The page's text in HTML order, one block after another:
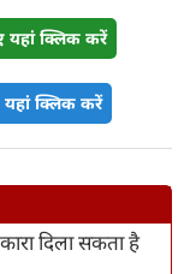
यहां क्लिक करें
क्लिक करें
दिला सकता है